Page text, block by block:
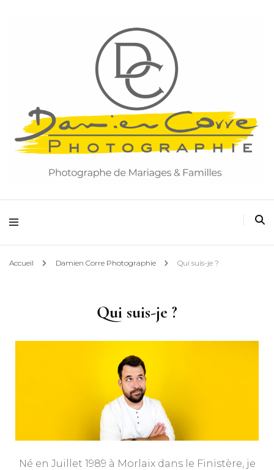
Accueil Damien Corre Photographie Qui suis-je ?
Qui suis-je ?
Né en Juillet 1989 à Morlaix dans le Finistère, je